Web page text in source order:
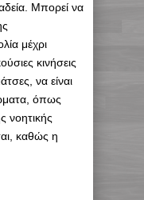
Μπορεί να
μέχρι
κινήσεις
να είναι
όπως
νοητικής
καθώς η